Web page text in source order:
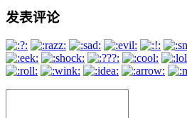
发表评论